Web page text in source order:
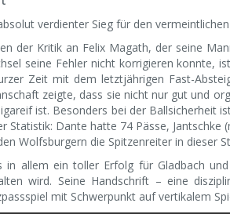
verdienter Sieg für den
der Kritik an Felix Magath, der seine
seine Fehler nicht korrigieren konnte,
Zeit mit dem letztjährigen Fast-
zeigte, dass sie nicht nur gut und
ist. Besonders bei der Ballsicherheit
Statistik: Dante hatte 74 Pässe,
Wolfsburgern die Spitzenreiter in dieser
in allem ein toller Erfolg für Gladbach
wird. Seine Handschrift – eine
mit Schwerpunkt auf vertikalem